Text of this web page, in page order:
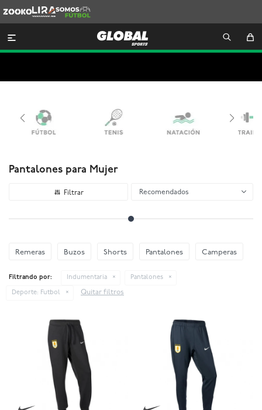
Lira
Somos
Futbol

Pantalones para Mujer
Recomendados
Remeras Buzos Shorts Pantalones Camperas
Filtrando por: Indumentaria Pantalones
Deporte: Futbol Quitar filtros